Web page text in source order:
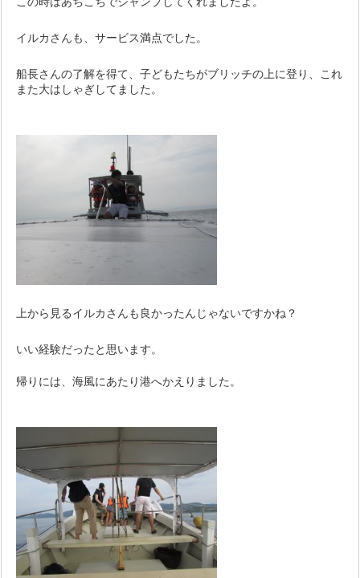
イルカさんも、サービス満点でした。
船長さんの了解を得て、子どもたちがブリッチの上に登り、これ
また大はしゃぎしてました。
上から見るイルカさんも良かったんじゃないですかね？
いい経験だったと思います。
帰りには、海風にあたり港へかえりました。